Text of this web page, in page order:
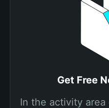
Get Free
In the activity